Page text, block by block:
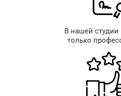
В нашей студии
только